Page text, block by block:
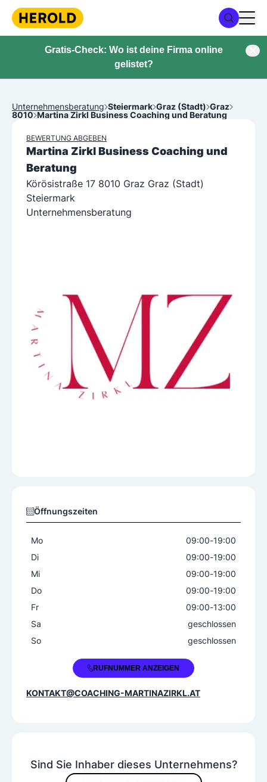
Gratis-Check: Wo ist deine Firma online
gelistet?
Unternehmensberatung Steiermark Graz (Stadt) Graz
8010 Martina Zirkl Business Coaching und Beratung
BEWERTUNG ABGEBEN
Martina Zirkl Business Coaching und
Beratung
Körösistraße 17 8010 Graz Graz (Stadt)
Steiermark
Unternehmensberatung
Sind Sie Inhaber dieses Unternehmens?
Öffnungszeiten
Mo 09:00-19:00
Di
09:00-19:00
Mi
09:00-19:00
Do
09:00-19:00
Fr
09:00-13:00
Sa
geschlossen
So
geschlossen
+43 664 4201974RUFNUMMER ANZEIGEN
KONTAKT@COACHING-MARTINAZIRKL.AT